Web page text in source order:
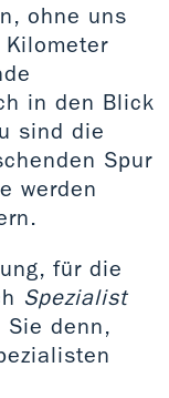
ohne uns
in den Blick
sind die
Spur
werden
für die
Spezialist
Sie denn,